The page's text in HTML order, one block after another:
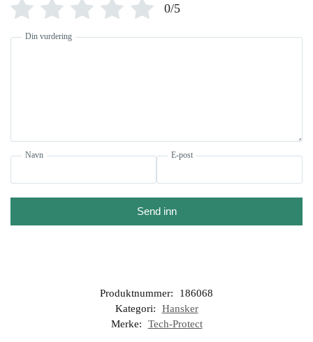
0/5
Din vurdering
Navn E-post
Send inn
Produktnummer:
186068
Kategori:
Hansker
Merke:
Tech-Protect